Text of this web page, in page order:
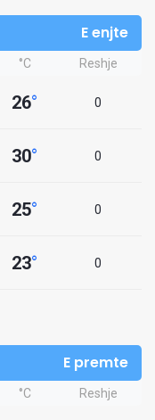
E enjte
°C Reshje
26° 0
30° 0
25° 0
23° 0
E premte
°C Reshje